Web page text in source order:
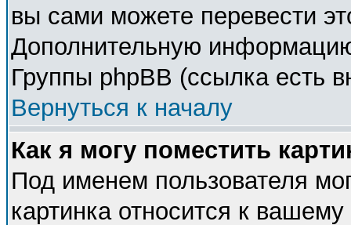
вы сами можете перевести
Дополнительную
Группы phpBB (ссылка есть
Вернуться к началу
Как я могу поместить
Под именем пользователя
картинка относится к